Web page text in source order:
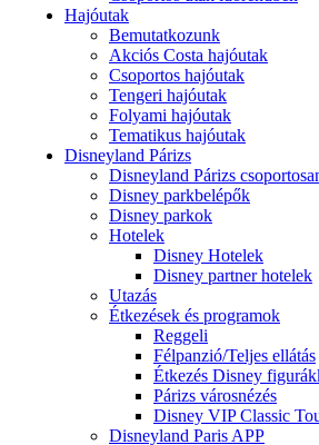
Hajóutak
Bemutatkozunk
Akciós Costa hajóutak
Csoportos hajóutak
Tengeri hajóutak
Folyami hajóutak
Tematikus hajóutak
Disneyland Párizs
Disneyland Párizs
Disney parkbelépők
Disney parkok
Hotelek
Disney Hotelek
Disney partner hotelek
Utazás
Étkezések és programok
Reggeli
Félpanzió/Teljes ellátás
Étkezés Disney
Párizs városnézés
Disney VIP Classic
Disneyland Paris APP